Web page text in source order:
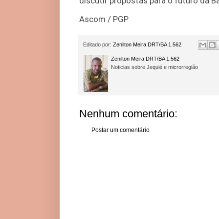
Ascom / PGP
Editado por: Zenilton Meira DRT/BA 1.562
Zenilton Meira DRT/BA 1.562
Noticias sobre Jequié e microrregião
Nenhum comentário:
Postar um comentário